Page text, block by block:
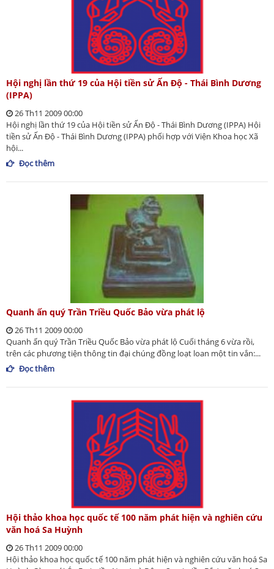
Hội nghị lần thứ 19 của Hội tiền sử Ấn Độ - Thái Bình Dương
(IPPA)
26 Th11 2009 00:00
Hội nghị lần thứ 19 của Hội tiền sử Ấn Độ - Thái Bình Dương (IPPA) Hội
tiền sử Ấn Độ - Thái Bình Dương (IPPA) phối hợp với Viện Khoa học Xã
hội...
Đọc thêm
Quanh ấn quý Trần Triều Quốc Bảo vừa phát lộ
26 Th11 2009 00:00
Quanh ấn quý Trần Triều Quốc Bảo vừa phát lộ Cuối tháng 6 vừa rồi,
trên các phương tiện thông tin đại chúng đồng loạt loan một tin vắn:...
Đọc thêm
Hội thảo khoa học quốc tế 100 năm phát hiện và nghiên cứu
văn hoá Sa Huỳnh
26 Th11 2009 00:00
Hội thảo khoa học quốc tế 100 năm phát hiện và nghiên cứu văn hoá Sa